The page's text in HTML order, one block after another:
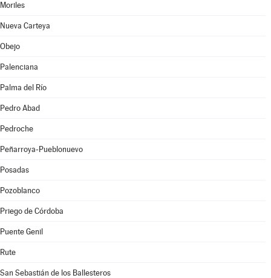
Moriles
Nueva Carteya
Obejo
Palenciana
Palma del Río
Pedro Abad
Pedroche
Peñarroya-Pueblonuevo
Posadas
Pozoblanco
Priego de Córdoba
Puente Genil
Rute
San Sebastián de los Ballesteros